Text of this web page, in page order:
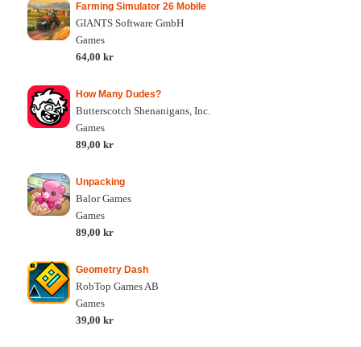
Farming Simulator 26 Mobile
GIANTS Software GmbH
Games
64,00 kr
How Many Dudes?
Butterscotch Shenanigans, Inc.
Games
89,00 kr
Unpacking
Balor Games
Games
89,00 kr
Geometry Dash
RobTop Games AB
Games
39,00 kr